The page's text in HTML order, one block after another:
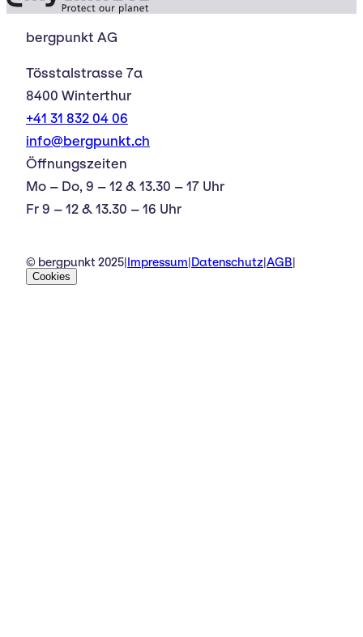
bergpunkt AG
Tösstalstrasse 7a
8400 Winterthur
+41 31 832 04 06
info@bergpunkt.ch
Öffnungszeiten
Mo – Do, 9 – 12 & 13.30 – 17 Uhr
Fr 9 – 12 & 13.30 – 16 Uhr
© bergpunkt 2025 Impressum Datenschutz AGB
Cookies